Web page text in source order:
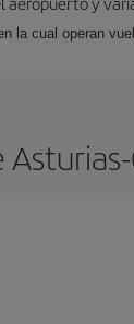
la cual operan